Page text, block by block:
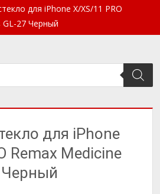
для iPhone X/XS/11 PRO
GL-27 Черный
для iPhone
Remax Medicine
Черный